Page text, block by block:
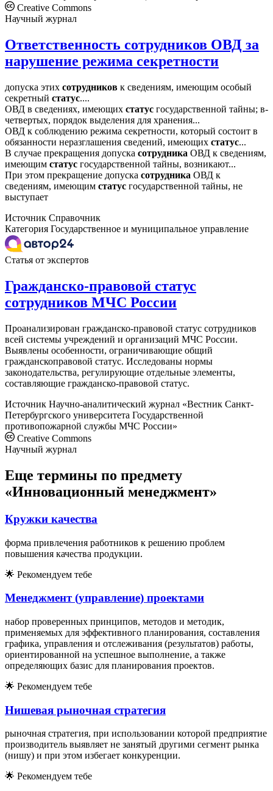
Creative Commons
Научный журнал
Ответственность сотрудников ОВД за
нарушение режима секретности
допуска этих сотрудников к сведениям, имеющим особый
секретный статус....
ОВД в сведениях, имеющих статус государственной тайны; в-
четвертых, порядок выделения для хранения...
ОВД к соблюдению режима секретности, который состоит в
обязанности неразглашения сведений, имеющих статус...
В случае прекращения допуска сотрудника ОВД к сведениям,
имеющим статус государственной тайны, возникают...
При этом прекращение допуска сотрудника ОВД к
сведениям, имеющим статус государственной тайны, не
выступает
Источник Справочник
Категория Государственное и муниципальное управление
Статья от экспертов
Гражданско-правовой статус
сотрудников МЧС России
Проанализирован гражданско-правовой статус сотрудников
всей системы учреждений и организаций МЧС России.
Выявлены особенности, ограничивающие общий
гражданскоправовой статус. Исследованы нормы
законодательства, регулирующие отдельные элементы,
составляющие гражданско-правовой статус.
Источник Научно-аналитический журнал «Вестник Санкт-
Петербургского университета Государственной
противопожарной службы МЧС России»
Creative Commons
Научный журнал
Еще термины по предмету
«Инновационный менеджмент»
Кружки качества
форма привлечения работников к решению проблем
повышения качества продукции.
🌟 Рекомендуем тебе
Менеджмент (управление) проектами
набор проверенных принципов, методов и методик,
применяемых для эффективного планирования, составления
графика, управления и отслеживания (результатов) работы,
ориентированной на успешное выполнение, а также
определяющих базис для планирования проектов.
🌟 Рекомендуем тебе
Нишевая рыночная стратегия
рыночная стратегия, при использовании которой предприятие
производитель выявляет не занятый другими сегмент рынка
(нишу) и при этом избегает конкуренции.
🌟 Рекомендуем тебе